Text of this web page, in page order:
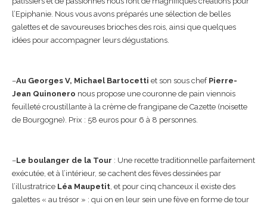
l’Epiphanie. Nous vous avons préparés une sélection de belles
galettes et de savoureuses brioches des rois, ainsi que quelques
idées pour accompagner leurs dégustations.
–Au Georges V, Michael Bartocetti et son sous chef Pierre-
Jean Quinonero nous propose une couronne de pain viennois
feuilleté croustillante à la crème de frangipane de Cazette (noisette
de Bourgogne). Prix : 58 euros pour 6 à 8 personnes.
–Le boulanger de la Tour : Une recette traditionnelle parfaitement
exécutée, et à l’intérieur, se cachent des fèves dessinées par
l’illustratrice Léa Maupetit , et pour cinq chanceux il existe des
galettes « au trésor » : qui on en leur sein une fève en forme de tour